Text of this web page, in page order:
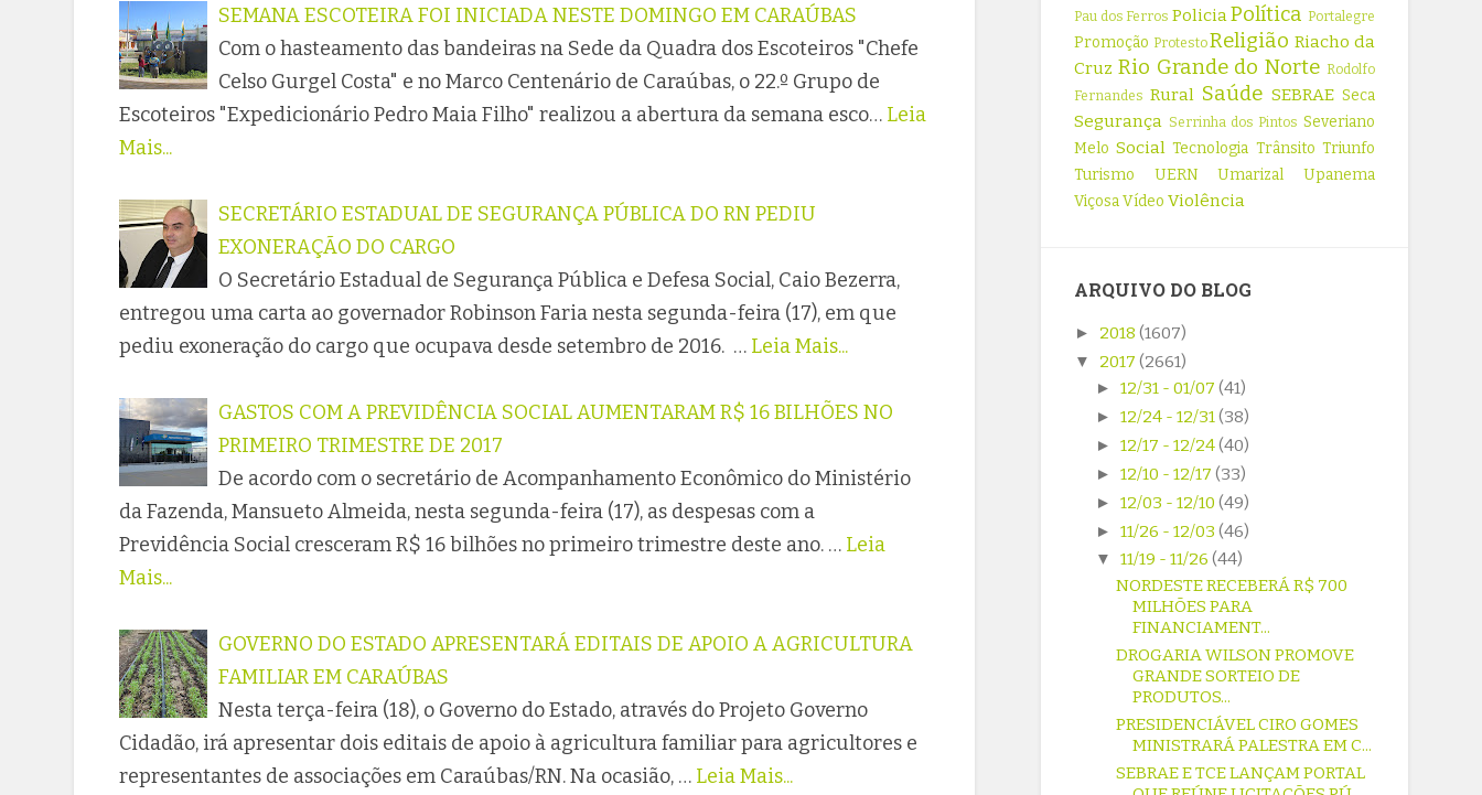
SEMANA ESCOTEIRA FOI INICIADA NESTE DOMINGO EM CARAÚBAS
Com o hasteamento das bandeiras na Sede da Quadra dos Escoteiros "Chefe
Celso Gurgel Costa" e no Marco Centenário de Caraúbas, o 22.º Grupo de
Escoteiros "Expedicionário Pedro Maia Filho" realizou a abertura da semana esco… Leia
Mais...
SECRETÁRIO ESTADUAL DE SEGURANÇA PÚBLICA DO RN PEDIU
EXONERAÇÃO DO CARGO
O Secretário Estadual de Segurança Pública e Defesa Social, Caio Bezerra,
entregou uma carta ao governador Robinson Faria nesta segunda-feira (17), em que
pediu exoneração do cargo que ocupava desde setembro de 2016. … Leia Mais...
GASTOS COM A PREVIDÊNCIA SOCIAL AUMENTARAM R$ 16 BILHÕES NO
PRIMEIRO TRIMESTRE DE 2017
De acordo com o secretário de Acompanhamento Econômico do Ministério
da Fazenda, Mansueto Almeida, nesta segunda-feira (17), as despesas com a
Previdência Social cresceram R$ 16 bilhões no primeiro trimestre deste ano. … Leia
Mais...
GOVERNO DO ESTADO APRESENTARÁ EDITAIS DE APOIO A AGRICULTURA
FAMILIAR EM CARAÚBAS
Nesta terça-feira (18), o Governo do Estado, através do Projeto Governo
Cidadão, irá apresentar dois editais de apoio à agricultura familiar para agricultores e
representantes de associações em Caraúbas/RN. Na ocasião, … Leia Mais...
Pau dos Ferros PoliciaPolítica Portalegre
Promoção ProtestoReligião Riacho da
Cruz Rio Grande do Norte Rodolfo
Fernandes Rural Saúde SEBRAE Seca
Segurança Serrinha dos Pintos Severiano
Melo Social Tecnologia Trânsito Triunfo
Turismo
UERN Umarizal
Upanema
ViçosaVídeo Violência
ARQUIVO DO BLOG
► 2018(1607)
▼ 2017(2661)
► 12/31 - 01/07 (41)
► 12/24 - 12/31(38)
► 12/17 - 12/24(40)
► 12/10 - 12/17 (33)
► 12/03 - 12/10 (49)
► 11/26 - 12/03 (46)
▼ 11/19 - 11/26 (44)
NORDESTE RECEBERÁ R$ 700
MILHÕES PARA
FINANCIAMENT...
DROGARIA WILSON PROMOVE
GRANDE SORTEIO DE
PRODUTOS...
PRESIDENCIÁVEL CIRO GOMES
MINISTRARÁ PALESTRA EM C...
SEBRAE E TCE LANÇAM PORTAL